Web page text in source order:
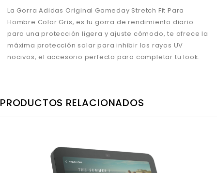
La Gorra Adidas Original Gameday Stretch Fit Para
Hombre Color Gris, es tu gorra de rendimiento diario
para una protección ligera y ajuste cómodo, te ofrece la
máxima protección solar para inhibir los rayos UV
nocivos, el accesorio perfecto para completar tu look.
PRODUCTOS RELACIONADOS